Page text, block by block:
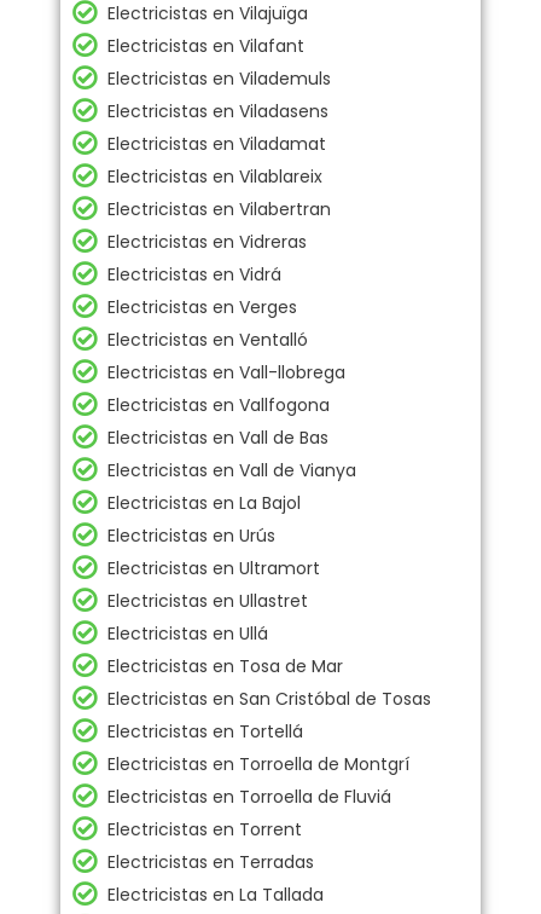
Electricistas en Vilajuïga
Electricistas en Vilafant
Electricistas en Vilademuls
Electricistas en Viladasens
Electricistas en Viladamat
Electricistas en Vilablareix
Electricistas en Vilabertran
Electricistas en Vidreras
Electricistas en Vidrá
Electricistas en Verges
Electricistas en Ventalló
Electricistas en Vall-llobrega
Electricistas en Vallfogona
Electricistas en Vall de Bas
Electricistas en Vall de Vianya
Electricistas en La Bajol
Electricistas en Urús
Electricistas en Ultramort
Electricistas en Ullastret
Electricistas en Ullá
Electricistas en Tosa de Mar
Electricistas en San Cristóbal de Tosas
Electricistas en Tortellá
Electricistas en Torroella de Montgrí
Electricistas en Torroella de Fluviá
Electricistas en Torrent
Electricistas en Terradas
Electricistas en La Tallada